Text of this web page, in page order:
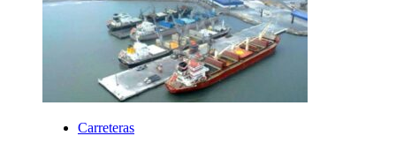
Carreteras